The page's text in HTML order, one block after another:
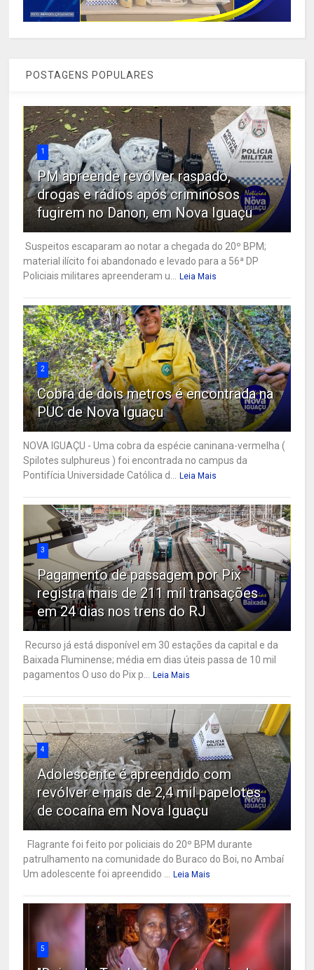
POSTAGENS POPULARES
1
PM apreende revólver raspado,
drogas e rádios após criminosos
fugirem no Danon, em Nova Iguaçu
Suspeitos escaparam ao notar a chegada do 20º BPM;
material ilícito foi abandonado e levado para a 56ª DP
Policiais militares apreenderam u...
Leia Mais
2
Cobra de dois metros é encontrada na
PUC de Nova Iguaçu
NOVA IGUAÇU - Uma cobra da espécie caninana-vermelha (
Spilotes sulphureus ) foi encontrada no campus da
Pontifícia Universidade Católica d...
Leia Mais
3
Pagamento de passagem por Pix
registra mais de 211 mil transações
em 24 dias nos trens do RJ
Recurso já está disponível em 30 estações da capital e da
Baixada Fluminense; média em dias úteis passa de 10 mil
pagamentos O uso do Pix p...
Leia Mais
4
Adolescente é apreendido com
revólver e mais de 2,4 mil papelotes
de cocaína em Nova Iguaçu
Flagrante foi feito por policiais do 20º BPM durante
patrulhamento na comunidade do Buraco do Boi, no Ambaí
Um adolescente foi apreendido ...
Leia Mais
5